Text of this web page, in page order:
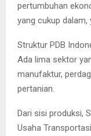
pertumbuhan
yang cukup dalam,
Struktur PDB
Ada lima sektor
manufaktur,
pertanian.
Dari sisi produksi,
Usaha